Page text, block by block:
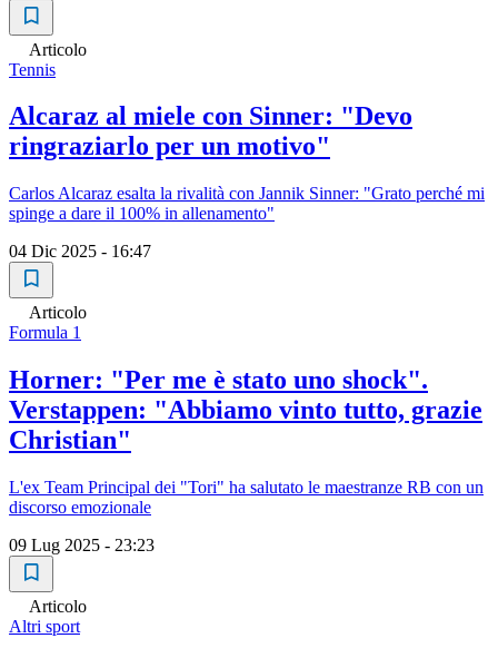
Articolo
Tennis
Alcaraz al miele con Sinner: "Devo
ringraziarlo per un motivo"
Carlos Alcaraz esalta la rivalità con Jannik Sinner: "Grato perché mi
spinge a dare il 100% in allenamento"
04 Dic 2025 - 16:47
Articolo
Formula 1
Horner: "Per me è stato uno shock".
Verstappen: "Abbiamo vinto tutto, grazie
Christian"
L'ex Team Principal dei "Tori" ha salutato le maestranze RB con un
discorso emozionale
09 Lug 2025 - 23:23
Articolo
Altri sport